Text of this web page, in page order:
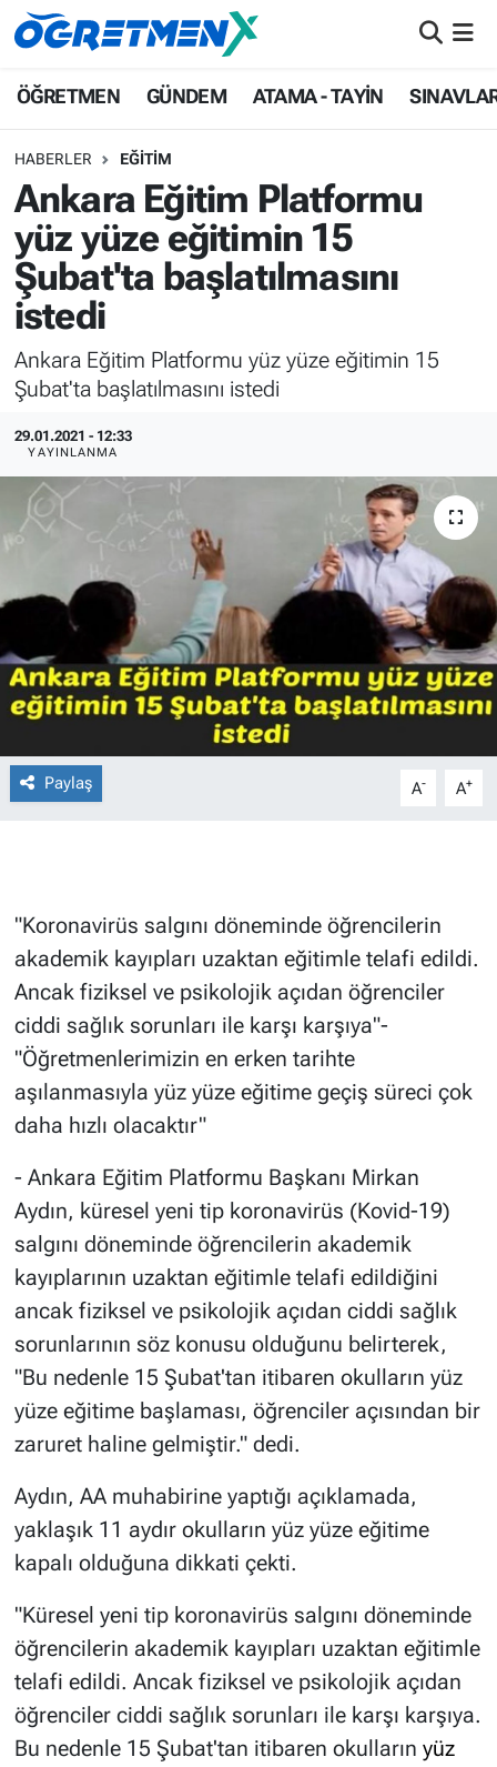
ÖĞRETMEN GÜNDEM ATAMA - TAYİN
HABERLER EĞİTİM
Ankara Eğitim Platformu
yüz yüze eğitimin 15
Şubat'ta başlatılmasını
istedi
Ankara Eğitim Platformu yüz yüze eğitimin 15
Şubat'ta başlatılmasını istedi
29.01.2021 - 12:33
YAYINLANMA
Paylaş A- A+
"Koronavirüs salgını döneminde öğrencilerin
akademik kayıpları uzaktan eğitimle telafi edildi.
Ancak fiziksel ve psikolojik açıdan öğrenciler
ciddi sağlık sorunları ile karşı karşıya"-
"Öğretmenlerimizin en erken tarihte
aşılanmasıyla yüz yüze eğitime geçiş süreci çok
daha hızlı olacaktır"
- Ankara Eğitim Platformu Başkanı Mirkan
Aydın, küresel yeni tip koronavirüs (Kovid-19)
salgını döneminde öğrencilerin akademik
kayıplarının uzaktan eğitimle telafi edildiğini
ancak fiziksel ve psikolojik açıdan ciddi sağlık
sorunlarının söz konusu olduğunu belirterek,
"Bu nedenle 15 Şubat'tan itibaren okulların yüz
yüze eğitime başlaması, öğrenciler açısından bir
zaruret haline gelmiştir." dedi.
Aydın, AA muhabirine yaptığı açıklamada,
yaklaşık 11 aydır okulların yüz yüze eğitime
kapalı olduğuna dikkati çekti.
"Küresel yeni tip koronavirüs salgını döneminde
öğrencilerin akademik kayıpları uzaktan eğitimle
telafi edildi. Ancak fiziksel ve psikolojik açıdan
öğrenciler ciddi sağlık sorunları ile karşı karşıya.
Bu nedenle 15 Şubat'tan itibaren okulların yüz
ÖĞRETMEN
ATAMA - TAYİN
SINAVLAR
HAYATIN İÇİNDEN
UZMAN ÖĞRETMENLİK
EKONOMİ
İstanbul Nöbetçi Eczaneler
İstanbul Namaz Vakitleri
İstanbul Trafik Yoğunluk Haritası
Süper Lig Puan Durumu ve Fikstür
Tüm Manşetler
Son Dakika Haberleri
Haber Arşivi